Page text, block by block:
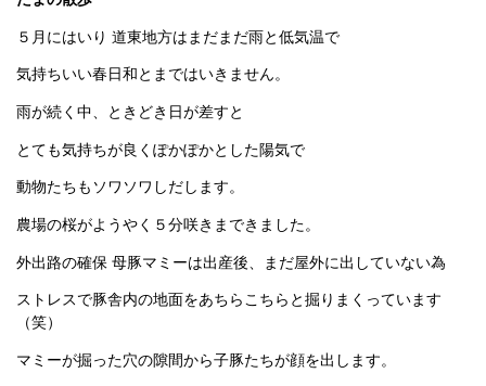
５月にはいり 道東地方はまだまだ雨と低気温で
気持ちいい春日和とまではいきません。
雨が続く中、ときどき日が差すと
とても気持ちが良くぽかぽかとした陽気で
動物たちもソワソワしだします。
農場の桜がようやく５分咲きまできました。
外出路の確保 母豚マミーは出産後、まだ屋外に出していない為
ストレスで豚舎内の地面をあちらこちらと掘りまくっています
（笑）
マミーが掘った穴の隙間から子豚たちが顔を出します。